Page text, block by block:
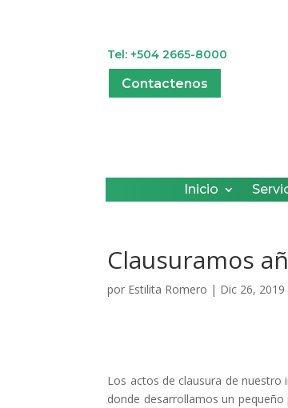
Tel: +504 2665-8000
Contactenos
Inicio
Clausuramos
por Estilita Romero | Dic 26, 2019
Los actos de clausura de nuestro
donde desarrollamos un